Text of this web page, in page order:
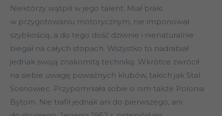
Niektórzy wątpili w jego talent. Miał braki
w przygotowaniu motorycznym, nie imponował
szybkością, a do tego dość dziwnie i nienaturalnie
biegał na całych stopach. Wszystko to nadrabiał
jednak swoją znakomitą techniką. Wkrótce zwrócił
na siebie uwagę poważnych klubów, takich jak Stal
Sosnowiec. Przypomniała sobie o nim także Polonia
Bytom. Nie trafił jednak ani do pierwszego, ani